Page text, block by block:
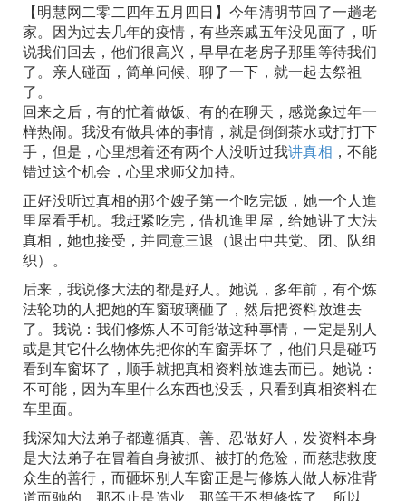
【明慧网二零二四年五月四日】今年清明节回了一趟老
家。因为过去几年的疫情，有些亲戚五年没见面了，听
说我们回去，他们很高兴，早早在老房子那里等待我们
了。亲人碰面，简单问候、聊了一下，就一起去祭祖
了。
回来之后，有的忙着做饭、有的在聊天，感觉象过年一
样热闹。我没有做具体的事情，就是倒倒茶水或打打下
手，但是，心里想着还有两个人没听过我讲真相 ，不能
错过这个机会，心里求师父加持。
正好没听过真相的那个嫂子第一个吃完饭，她一个人進
里屋看手机。我赶紧吃完，借机進里屋，给她讲了大法
真相，她也接受，并同意三退（退出中共党、团、队组
织）。
后来，我说修大法的都是好人。她说，多年前，有个炼
法轮功的人把她的车窗玻璃砸了，然后把资料放進去
了。我说：我们修炼人不可能做这种事情，一定是别人
或是其它什么物体先把你的车窗弄坏了，他们只是碰巧
看到车窗坏了，顺手就把真相资料放進去而已。她说：
不可能，因为车里什么东西也没丢，只看到真相资料在
车里面。
我深知大法弟子都遵循真、善、忍做好人，发资料本身
是大法弟子在冒着自身被抓、被打的危险，而慈悲救度
众生的善行，而砸坏别人车窗正是与修炼人做人标准背